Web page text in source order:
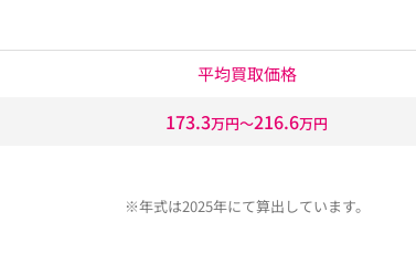
平均買取価格
173.3万円〜216.6万円
※年式は2025年にて算出しています。